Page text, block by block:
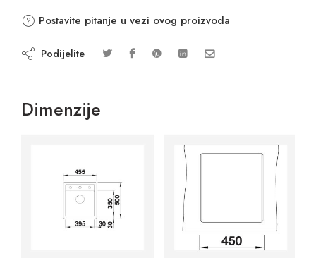
Postavite pitanje u vezi ovog proizvoda
Podijelite
Dimenzije